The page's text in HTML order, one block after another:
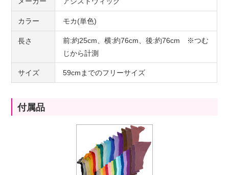
カラー モカ(単色)
長さ
前:約25cm、横:約76cm、後:約76cm ※つむ
じから計測
サイズ 59cmまでのフリーサイズ
付属品